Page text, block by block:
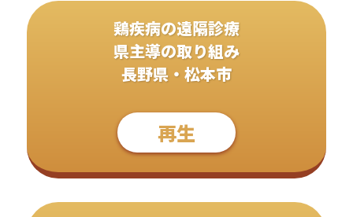
鶏疾病の遠隔診療
県主導の取り組み
長野県・松本市
再生